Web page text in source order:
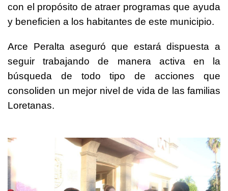
con el propósito de atraer programas que ayuda
y beneficien a los habitantes de este municipio.
Arce Peralta aseguró que estará dispuesta a
seguir trabajando de manera activa en la
búsqueda de todo tipo de acciones que
consoliden un mejor nivel de vida de las familias
Loretanas.